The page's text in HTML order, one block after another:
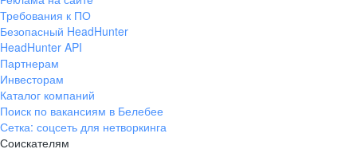
Требования к ПО
Безопасный HeadHunter
HeadHunter API
Партнерам
Инвесторам
Каталог компаний
Поиск по вакансиям в Белебее
Сетка: соцсеть для нетворкинга
Соискателям